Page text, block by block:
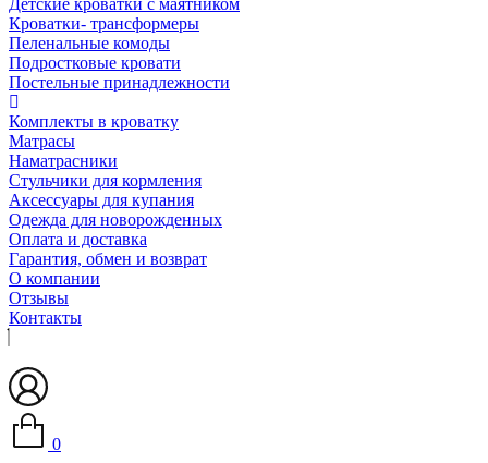
Детские кроватки с маятником
Кроватки- трансформеры
Пеленальные комоды
Подростковые кровати
Постельные принадлежности
Комплекты в кроватку
Матрасы
Наматрасники
Стульчики для кормления
Аксессуары для купания
Одежда для новорожденных
Оплата и доставка
Гарантия, обмен и возврат
О компании
Отзывы
Контакты
0